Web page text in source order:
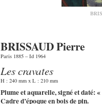
BRISSAUD Pierre
Paris 1885 – Id 1964
Les cravates
H : 240 mm x L : 210 mm
Plume et aquarelle, signé et daté:
Cadre d’époque en bois de pin.